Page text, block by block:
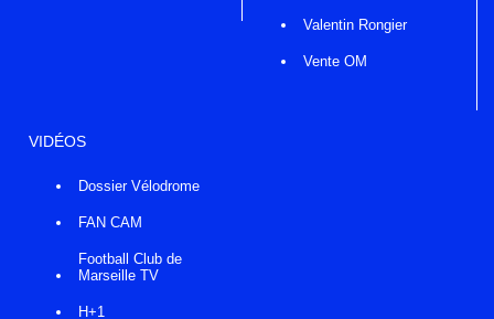
Valentin Rongier
Vente OM
VIDÉOS
Dossier Vélodrome
FAN CAM
Football Club de
Marseille TV
H+1